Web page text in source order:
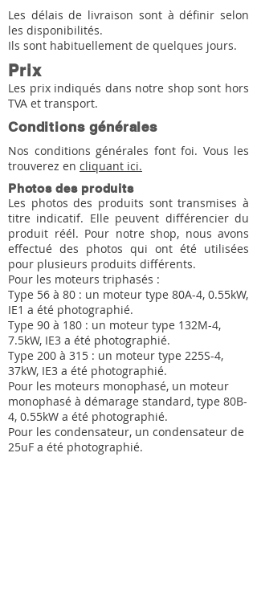
Les délais de livraison sont à définir selon
les disponibilités.
Ils sont habituellement de quelques jours.
Prix
Les prix indiqués dans notre shop sont hors
TVA et transport.
Conditions générales
Nos conditions générales font foi. Vous les
trouverez en cliquant ici.
Photos des produits
Les photos des produits sont transmises à
titre indicatif. Elle peuvent différencier du
produit réél. Pour notre shop, nous avons
effectué des photos qui ont été utilisées
pour plusieurs produits différents.
Pour les moteurs triphasés :
Type 56 à 80 : un moteur type 80A-4, 0.55kW,
IE1 a été photographié.
Type 90 à 180 : un moteur type 132M-4,
7.5kW, IE3 a été photographié.
Type 200 à 315 : un moteur type 225S-4,
37kW, IE3 a été photographié.
Pour les moteurs monophasé, un moteur
monophasé à démarage standard, type 80B-
4, 0.55kW a été photographié.
Pour les condensateur, un condensateur de
25uF a été photographié.